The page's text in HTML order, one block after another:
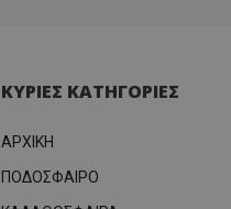
ΚΥΡΙΕΣ ΚΑΤΗΓΟΡΙΕΣ
ΑΡΧΙΚΗ
ΠΟΔΟΣΦΑΙΡΟ